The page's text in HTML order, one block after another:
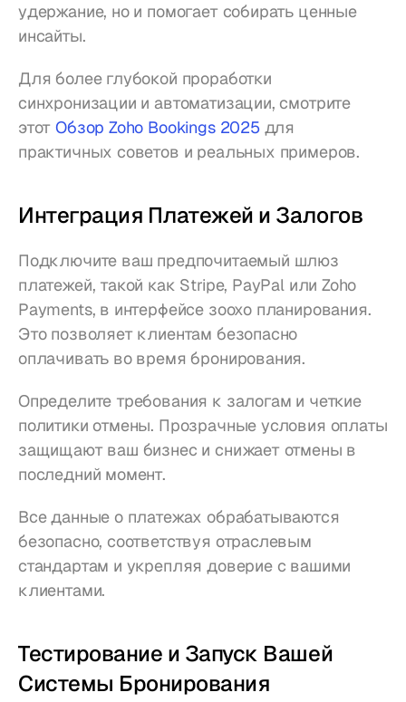
удержание, но и помогает собирать ценные
инсайты.
Для более глубокой проработки
синхронизации и автоматизации, смотрите
этот Обзор Zoho Bookings 2025 для
практичных советов и реальных примеров.
Интеграция Платежей и Залогов
Подключите ваш предпочитаемый шлюз
платежей, такой как Stripe, PayPal или Zoho
Payments, в интерфейсе зоохо планирования.
Это позволяет клиентам безопасно
оплачивать во время бронирования.
Определите требования к залогам и четкие
политики отмены. Прозрачные условия оплаты
защищают ваш бизнес и снижает отмены в
последний момент.
Все данные о платежах обрабатываются
безопасно, соответствуя отраслевым
стандартам и укрепляя доверие с вашими
клиентами.
Тестирование и Запуск Вашей
Системы Бронирования